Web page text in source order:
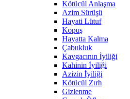
Kötücül Anlaşma
Azim Sürüşü
Hayati Lütuf
Kopuş
Hayatta Kalma
Çabukluk
Kavgacının İyiliği
Kahinin İyiliği
Azizin İyiliği
Kötücül Zırh
Gizlenme